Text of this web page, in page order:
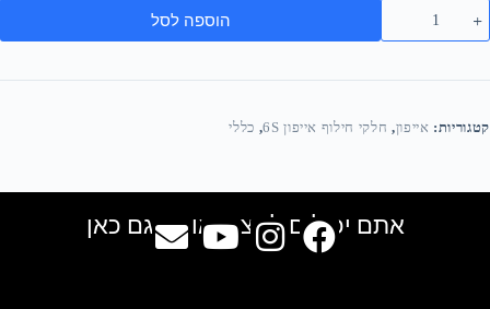
הוספה לסל
קטגוריות: אייפון, חלקי חילוף אייפון 6S , כללי
אתם יכולים למצוא אותנו גם כאן